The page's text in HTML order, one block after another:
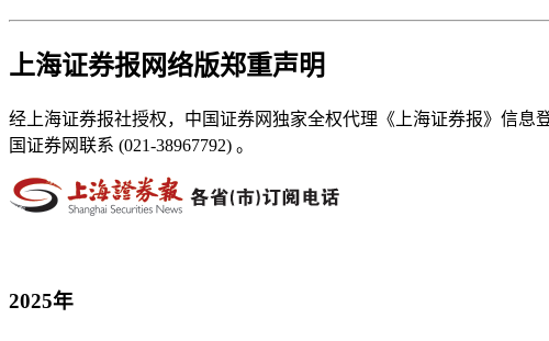
上海证券报网络版郑重声明
经上海证券报社授权，中国证券网独家全权代理《上海证券报》信
国证券网联系 (021-38967792) 。
2025年